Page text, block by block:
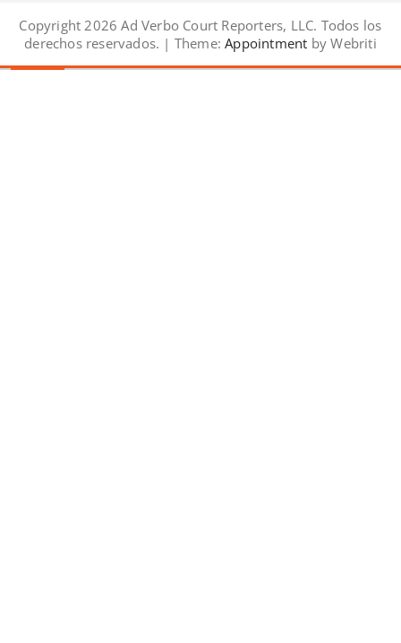
Copyright 2026 Ad Verbo Court Reporters, LLC. Todos los
derechos reservados. | Theme: Appointment by Webriti